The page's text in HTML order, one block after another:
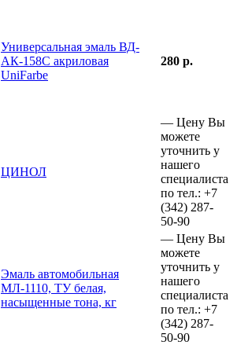
Универсальная эмаль ВД-
АК-158С акриловая
UniFarbe
280 р.
ЦИНОЛ
— Цену Вы
можете
уточнить у
нашего
специалиста
по тел.: +7
(342) 287-
50-90
Эмаль автомобильная
МЛ-1110, ТУ белая,
насыщенные тона, кг
— Цену Вы
можете
уточнить у
нашего
специалиста
по тел.: +7
(342) 287-
50-90